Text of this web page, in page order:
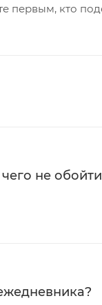
первым, кто
не